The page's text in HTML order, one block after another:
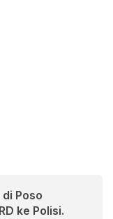
Poso
ke Polisi.